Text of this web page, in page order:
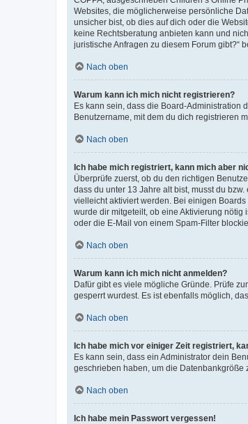
Websites, die möglicherweise persönliche
unsicher bist, ob dies auf dich oder die
keine Rechtsberatung anbieten kann und
juristische Anfragen zu diesem Forum gibt?“
Nach oben
Warum kann ich mich nicht registrieren?
Es kann sein, dass die Board-Administration
Benutzername, mit dem du dich registrieren
Nach oben
Ich habe mich registriert, kann mich aber
Überprüfe zuerst, ob du den richtigen
dass du unter 13 Jahre alt bist, musst du
vielleicht aktiviert werden. Bei einigen
wurde dir mitgeteilt, ob eine Aktivierung
oder die E-Mail von einem Spam-Filter
Nach oben
Warum kann ich mich nicht anmelden?
Dafür gibt es viele mögliche Gründe. Prüfe
gesperrt wurdest. Es ist ebenfalls möglich,
Nach oben
Ich habe mich vor einiger Zeit registriert,
Es kann sein, dass ein Administrator dein
geschrieben haben, um die
Nach oben
Ich habe mein Passwort vergessen!